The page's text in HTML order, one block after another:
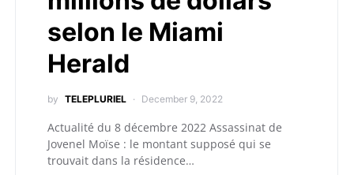
selon le Miami
Herald
by TELEPLURIEL December 9, 2022
Actualité du 8 décembre 2022 Assassinat de
Jovenel Moïse : le montant supposé qui se
trouvait dans la résidence…